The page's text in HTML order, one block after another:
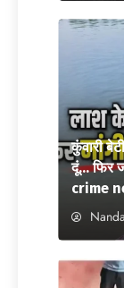
कुंवारी
दूं… फिर
crime